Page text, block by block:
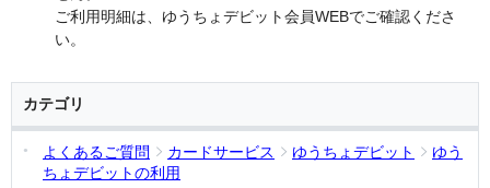
ご利用明細は、ゆうちょデビット会員WEBでご確認くださ
い。
カテゴリ
よくあるご質問 カードサービス ゆうちょデビット
ゆう
ちょデビットの利用